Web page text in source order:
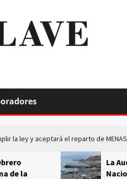
la ley y aceptará el reparto de
de la
La